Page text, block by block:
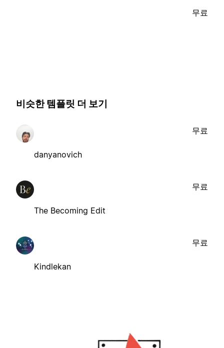
무료
비슷한 템플릿 더 보기
danyanovich
무료
The Becoming Edit
무료
Kindlekan
무료